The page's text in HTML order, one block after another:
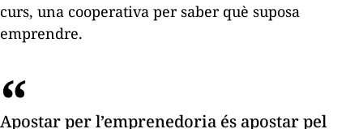
curs, una cooperativa per saber què suposa
emprendre.
Apostar per l’emprenedoria és apostar pel